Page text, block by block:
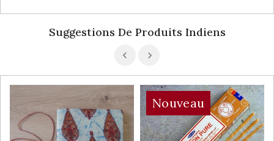
Suggestions De Produits Indiens
Nouveau